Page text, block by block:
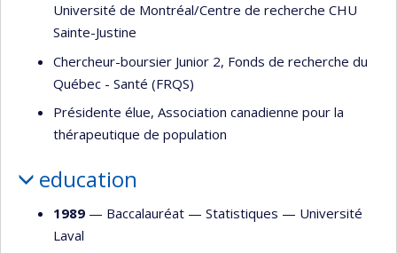
Université de Montréal/Centre de recherche CHU
Sainte-Justine
Chercheur-boursier Junior 2, Fonds de recherche du
Québec - Santé (FRQS)
Présidente élue, Association canadienne pour la
thérapeutique de population
education
1989 — Baccalauréat — Statistiques — Université
Laval